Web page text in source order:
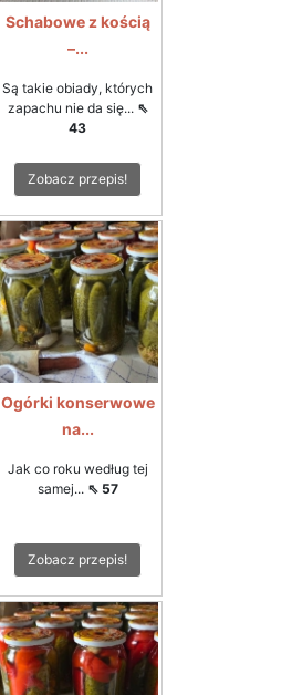
Schabowe z kością
–...
Są takie obiady, których
zapachu nie da się... ⇖
43
Zobacz przepis!
Ogórki konserwowe
na...
Jak co roku według tej
samej... ⇖ 57
Zobacz przepis!